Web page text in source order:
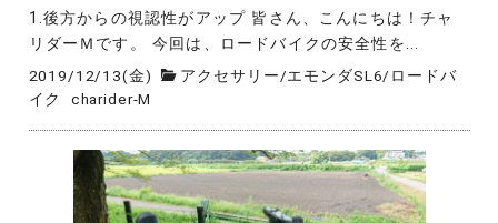
1.後方からの視認性がアップ 皆さん、こんにちは！チャ
リダーＭです。 今回は、ロードバイクの安全性を...
2019/12/13(金) アクセサリー/エモンダSL6/ ロードバ
イク
charider-M